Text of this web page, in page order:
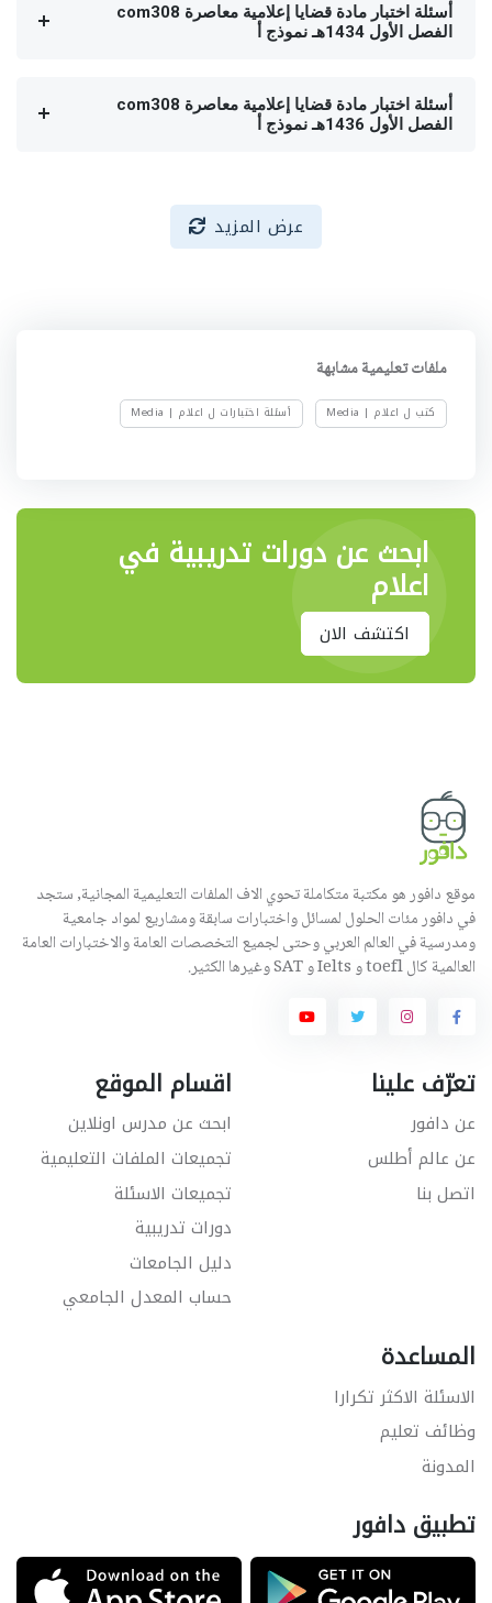
أسئلة اختبار مادة قضايا إعلامية معاصرة com308
الفصل الأول 1434هـ نموذج أ
أسئلة اختبار مادة قضايا إعلامية معاصرة com308
الفصل الأول 1436هـ نموذج أ
عرض المزيد
ملفات تعليمية مشابهة
كتب ل اعلام | Media أسئلة اختبارات ل اعلام | Media
ابحث عن دورات تدريبية في
اعلام
اكتشف الان
موقع دافور هو مكتبة متكاملة تحوي الاف الملفات التعليمية المجانية, ستجد
في دافور مئات الحلول لمسائل واختبارات سابقة ومشاريع لمواد جامعية
ومدرسية في العالم العربي وحتى لجميع التخصصات العامة والاختبارات العامة
العالمية كال toefl و Ielts و SAT وغيرها الكثير.
تعرّف علينا
عن دافور
عن عالم أطلس
اتصل بنا
اقسام الموقع
ابحث عن مدرس اونلاين
تجميعات الملفات التعليمية
تجميعات الاسئلة
دورات تدريبية
دليل الجامعات
حساب المعدل الجامعي
المساعدة
الاسئلة الاكثر تكرارا
وظائف تعليم
المدونة
تطبيق دافور